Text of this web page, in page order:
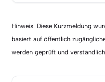
Hinweis: Diese Kurzmeldung
basiert auf öffentlich
werden geprüft und